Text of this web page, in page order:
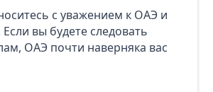
с уважением к ОАЭ и
вы будете следовать
ОАЭ почти наверняка вас